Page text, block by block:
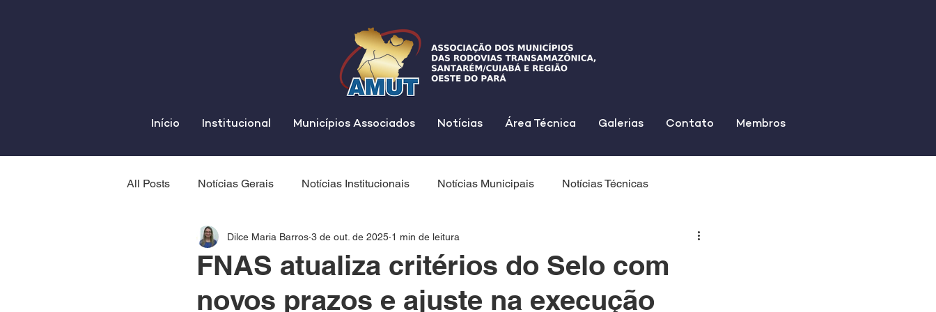
Início Institucional Municípios Associados Notícias Área Técnica Galerias Contato Membros
All Posts Notícias Gerais Notícias Institucionais Notícias Municipais Notícias Técnicas
FNAS atualiza critérios do Selo com
novos prazos e ajuste na execução
Dilce Maria Barros 3 de out. de 2025 1 min de leitura